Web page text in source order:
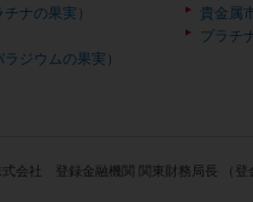
ナの果実）
ジウムの果実）
貴金属
プラチ
式会社 登録金融機関 関東財務局長